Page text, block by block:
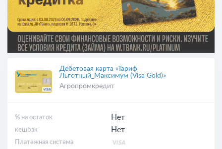
Дебетовая карта «Тариф
Льготный_Максимум (Visa Gold)»
Агропромкредит
% на остаток Нет
кешбэк Нет
Платежная система